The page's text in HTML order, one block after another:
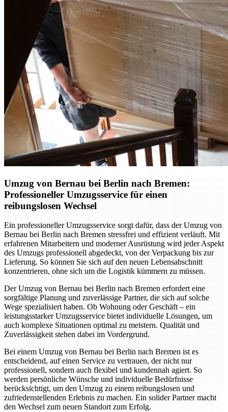
Umzug von Bernau bei Berlin nach Bremen:
Professioneller Umzugsservice für einen
reibungslosen Wechsel
Ein professioneller Umzugsservice sorgt dafür, dass der Umzug von
Bernau bei Berlin nach Bremen stressfrei und effizient verläuft. Mit
erfahrenen Mitarbeitern und moderner Ausrüstung wird jeder Aspekt
des Umzugs professionell abgedeckt, von der Verpackung bis zur
Lieferung. So können Sie sich auf den neuen Lebensabschnitt
konzentrieren, ohne sich um die Logistik kümmern zu müssen.
Der Umzug von Bernau bei Berlin nach Bremen erfordert eine
sorgfältige Planung und zuverlässige Partner, die sich auf solche
Wege spezialisiert haben. Ob Wohnung oder Geschäft – ein
leistungsstarker Umzugsservice bietet individuelle Lösungen, um
auch komplexe Situationen optimal zu meistern. Qualität und
Zuverlässigkeit stehen dabei im Vordergrund.
Bei einem Umzug von Bernau bei Berlin nach Bremen ist es
entscheidend, auf einen Service zu vertrauen, der nicht nur
professionell, sondern auch flexibel und kundennah agiert. So
werden persönliche Wünsche und individuelle Bedürfnisse
berücksichtigt, um den Umzug zu einem reibungslosen und
zufriedenstellenden Erlebnis zu machen. Ein solider Partner macht
den Wechsel zum neuen Standort zum Erfolg.